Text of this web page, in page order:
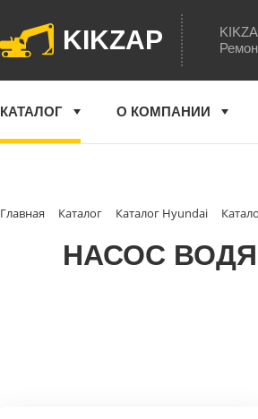
KIKZAP
КАТАЛОГ О КОМПАНИИ
Главная Каталог Каталог Hyundai
НАСОС